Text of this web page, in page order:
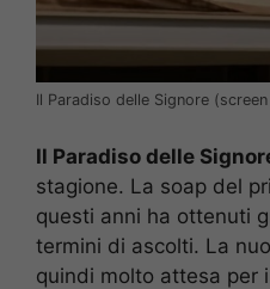
Il Paradiso delle Signore (screen
Il Paradiso delle
stagione. La soap del
questi anni ha ottenuti
termini di ascolti. La
quindi molto attesa per